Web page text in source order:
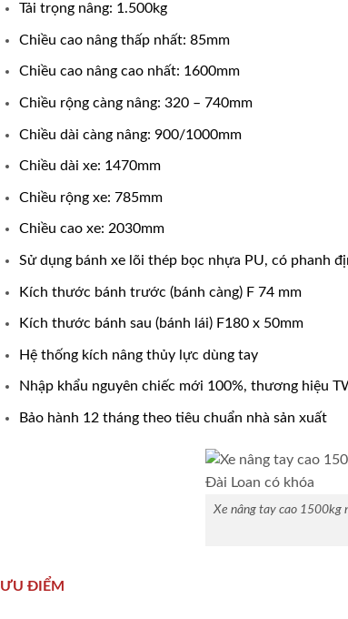
Tải trọng nâng: 1.500kg
Chiều cao nâng thấp nhất: 85mm
Chiều cao nâng cao nhất: 1600mm
Chiều rộng càng nâng: 320 – 740mm
Chiều dài càng nâng: 900/1000mm
Chiều dài xe: 1470mm
Chiều rộng xe: 785mm
Chiều cao xe: 2030mm
Sử dụng bánh xe lõi thép bọc nhựa PU, có phanh
Kích thước bánh trước (bánh càng) F 74 mm
Kích thước bánh sau (bánh lái) F180 x 50mm
Hệ thống kích nâng thủy lực dùng tay
Nhập khẩu nguyên chiếc mới 100%, thương hiệu
Bảo hành 12 tháng theo tiêu chuẩn nhà sản xuất
Xe nâng tay cao 1500kg
ƯU ĐIỂM